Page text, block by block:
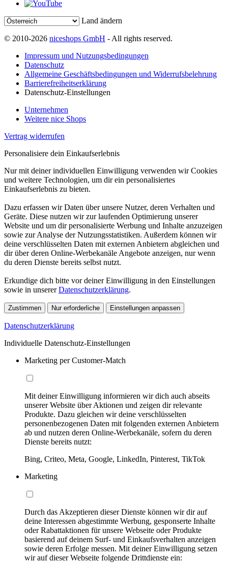
Land ändern
© 2010-2026 niceshops GmbH - All rights reserved.
Impressum und Nutzungsbedingungen
Datenschutz
Allgemeine Geschäftsbedingungen und Widerrufsbelehrung
Barrierefreiheitserklärung
Datenschutz-Einstellungen
Unternehmen
Weitere nice Shops
Vertrag widerrufen
Personalisiere dein Einkaufserlebnis
Nur mit deiner individuellen Einwilligung verwenden wir Cookies
und weitere Technologien, um dir ein personalisiertes
Einkaufserlebnis zu bieten.
Dazu erfassen wir Daten über unsere Nutzer, deren Verhalten und
Geräte. Diese nutzen wir zur laufenden Optimierung unserer
Website und um dir personalisierte Werbung und Inhalte anzuzeigen
sowie zur Analyse der Nutzungsstatistiken. Außerdem können wir
deine verschlüsselten Daten mit externen Anbietern abgleichen und
dir über deren Online-Werbekanäle Angebote anzeigen, nur wenn
du deren Dienste bereits selbst nutzt.
Erkundige dich bitte vor deiner Einwilligung in den Einstellungen
sowie in unsererDatenschutzerklärung.
Zustimmen Nur erforderliche Einstellungen anpassen
Datenschutzerklärung
Individuelle Datenschutz-Einstellungen
Marketing per Customer-Match
Mit deiner Einwilligung informieren wir dich auch abseits
unserer Website über Aktionen und zeigen dir relevante
Produkte. Dazu gleichen wir deine verschlüsselten
personenbezogenen Daten mit folgenden externen Anbietern
ab und nutzen deren Online-Werbekanäle, sofern du deren
Dienste bereits nutzt:
Bing, Criteo, Meta, Google, LinkedIn, Pinterest, TikTok
Marketing
Durch das Akzeptieren dieser Dienste können wir dir auf
deine Interessen abgestimmte Werbung, gesponserte Inhalte
oder Rabattaktionen für unsere Webseite oder Produkte
basierend auf deinem Surf- und Einkaufsverhalten anzeigen
sowie deren Erfolge messen. Mit deiner Einwilligung setzen
wir auf dieser Webseite folgende Drittdienste ein: